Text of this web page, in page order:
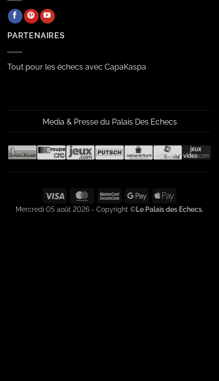
PARTENAIRES
Tout pour les échecs avec CapaKaspa
Media & Presse du Palais Des Echecs
Visa MasterCardMasterCard
2
Google
Pay
Apple
Pay
Mercredi 05 août 2026 - Copyright ©Le Palais des Echecs.